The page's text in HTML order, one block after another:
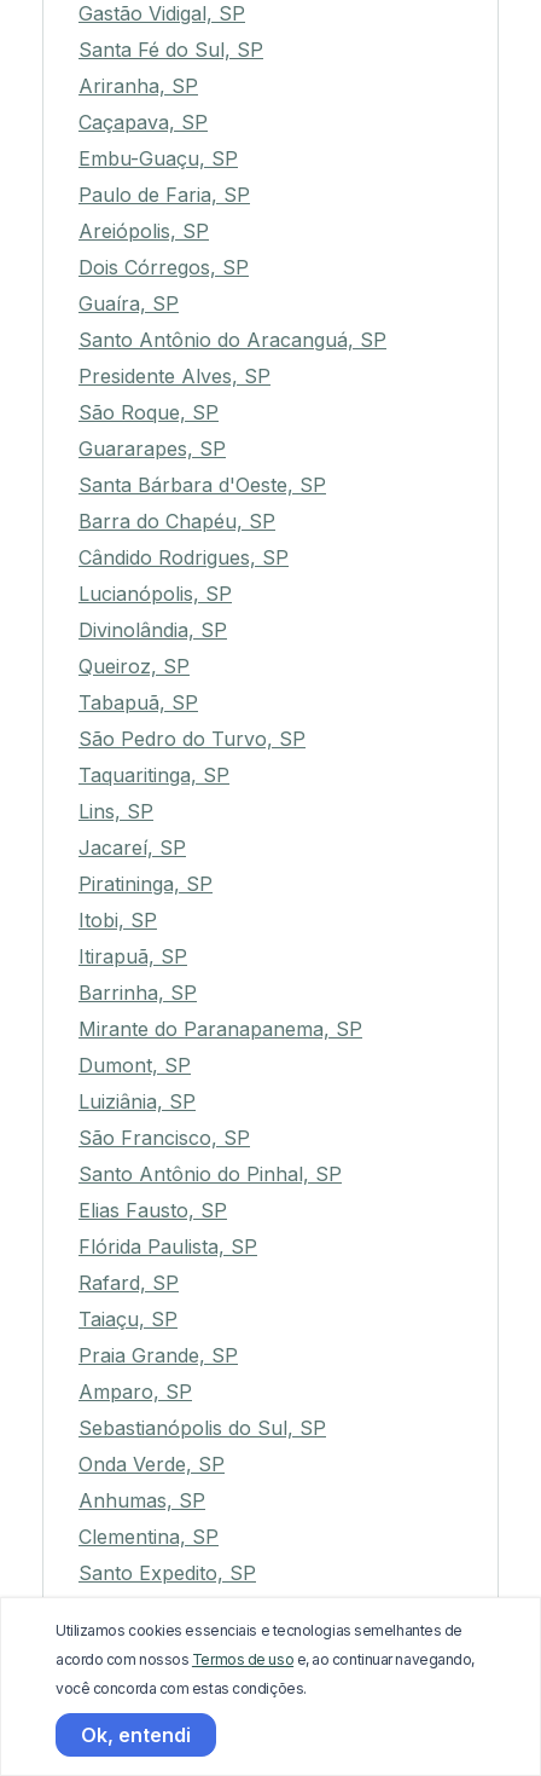
Gastão Vidigal, SP
Santa Fé do Sul, SP
Ariranha, SP
Caçapava, SP
Embu-Guaçu, SP
Paulo de Faria, SP
Areiópolis, SP
Dois Córregos, SP
Guaíra, SP
Santo Antônio do Aracanguá, SP
Presidente Alves, SP
São Roque, SP
Guararapes, SP
Santa Bárbara d'Oeste, SP
Barra do Chapéu, SP
Cândido Rodrigues, SP
Lucianópolis, SP
Divinolândia, SP
Queiroz, SP
Tabapuã, SP
São Pedro do Turvo, SP
Taquaritinga, SP
Lins, SP
Jacareí, SP
Piratininga, SP
Itobi, SP
Itirapuã, SP
Barrinha, SP
Mirante do Paranapanema, SP
Dumont, SP
Luiziânia, SP
São Francisco, SP
Santo Antônio do Pinhal, SP
Elias Fausto, SP
Flórida Paulista, SP
Rafard, SP
Taiaçu, SP
Praia Grande, SP
Amparo, SP
Sebastianópolis do Sul, SP
Onda Verde, SP
Anhumas, SP
Clementina, SP
Santo Expedito, SP
Rancharia, SP
Araçatuba, SP
Descalvado, SP
Utilizamos cookies essenciais e tecnologias semelhantes de
acordo com nossos Termos de uso e, ao continuar navegando,
você concorda com estas condições.
Ok, entendi